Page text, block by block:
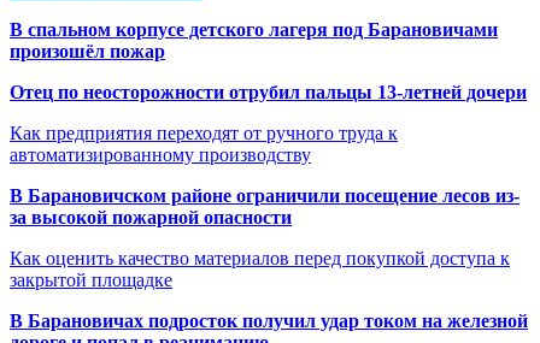
В спальном корпусе детского лагеря под Барановичами
произошёл пожар
Отец по неосторожности отрубил пальцы 13-летней дочери
Как предприятия переходят от ручного труда к
автоматизированному производству
В Барановичском районе ограничили посещение лесов из-
за высокой пожарной опасности
Как оценить качество материалов перед покупкой доступа к
закрытой площадке
В Барановичах подросток получил удар током на железной